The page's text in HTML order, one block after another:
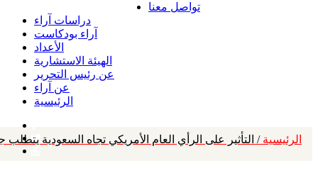
تواصل معنا
دراسات آراء
آراء بودكاست
الأعداد
الهيئة الاستشارية
عن رئيس التحرير
عن آراء
الرئيسية
الرئيسية / التأثير على الرأي العام الأمريكي تجاه السعودية